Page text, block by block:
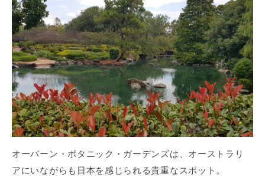
オーバーン・ボタニック・ガーデンズは、オーストラリ
アにいながらも日本を感じられる貴重なスポット。